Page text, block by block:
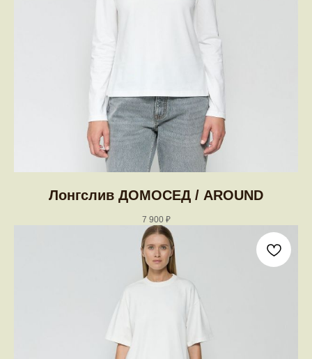
Лонгслив ДОМОСЕД / AROUND
7 900 ₽